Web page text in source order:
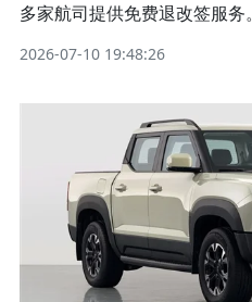
多家航司提供免费退改签服务。
2026-07-10 19:48:26